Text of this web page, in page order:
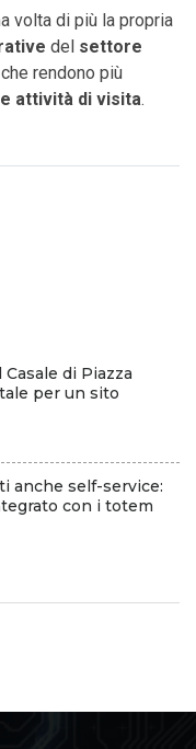
volta di più la propria
del settore
rendono più
attività di visita.
di Piazza
per un sito
anche self-service:
con i totem